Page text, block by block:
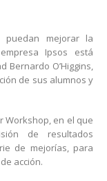
mejorar la
Ipsos está
Bernardo O’Higgins,
de sus alumnos y
Workshop, en el que
de resultados
de mejorías, para
acción.